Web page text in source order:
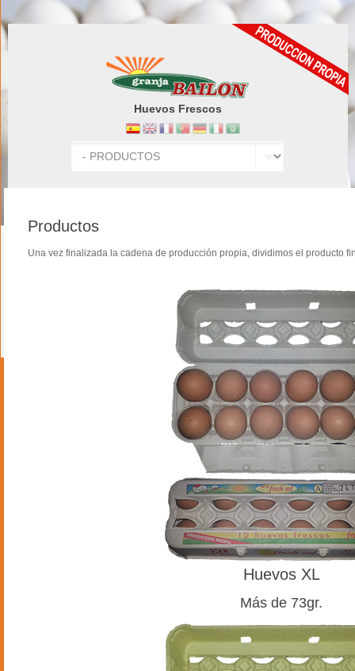
Huevos Frescos
Productos
Una vez finalizada la cadena de producción propia, dividimos el producto
Huevos XL
Más de 73gr.